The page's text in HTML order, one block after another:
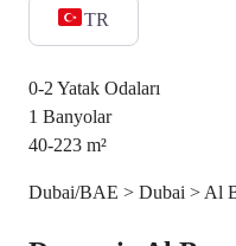
TR
0-2 Yatak Odaları
1 Banyolar
40-223 m²
Dubai/BAE > Dubai > Al